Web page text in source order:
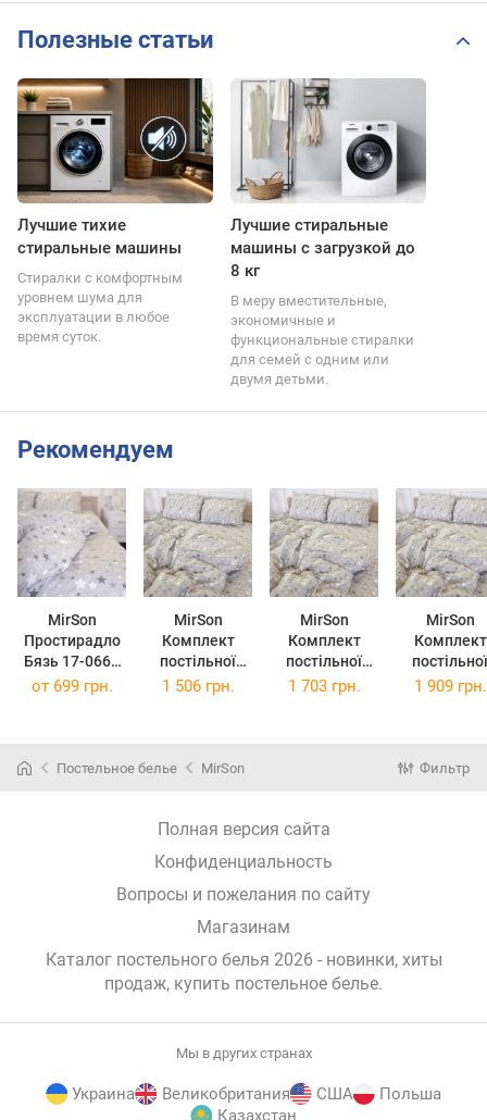
Полезные статьи
Лучшие тихие
стиральные машины
Стиралки с комфортным
уровнем шума для
эксплуатации в любое
время суток.
Лучшие стиральные
машины с загрузкой до
8 кг
В меру вместительные,
экономичные и
функциональные стиралки
для семей с одним или
двумя детьми.
Рекомендуем
MirSon
Простирадло
Бязь 17-0660
Gray sky 220 х
MirSon
Комплект
постільної
білизни
Бязь
MirSon
Комплект
постільної
білизни
MirSon
Комплект
постільної
білизни Євро
от 699 грн. 1 506 грн. 1 703 грн. 1 909 грн.
Постельное белье MirSon Фильтр
Полная версия сайта
Конфиденциальность
Вопросы и пожелания по сайту
Магазинам
Каталог постельного белья 2026 - новинки, хиты
продаж, купить постельное белье.
Мы в других странах
Украина Великобритания США
Польша
Казахстан